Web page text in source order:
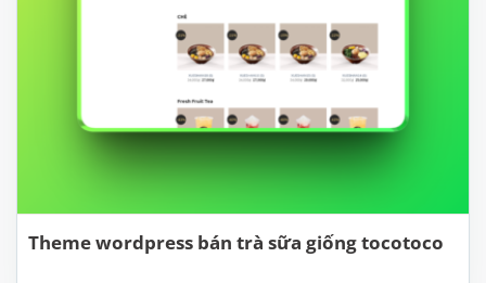
Theme wordpress bán trà sữa giống tocotoco